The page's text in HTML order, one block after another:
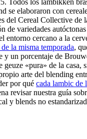
Todos los lambikken
se elaboraron con
del Cereal Collective de
de variedades
entorno cercano a la
la misma temporada,
y un porcentaje de
geuze «pura» de la casa,
arte del blending
por qué cada lambic de
revisar nuestra guía
y blends no